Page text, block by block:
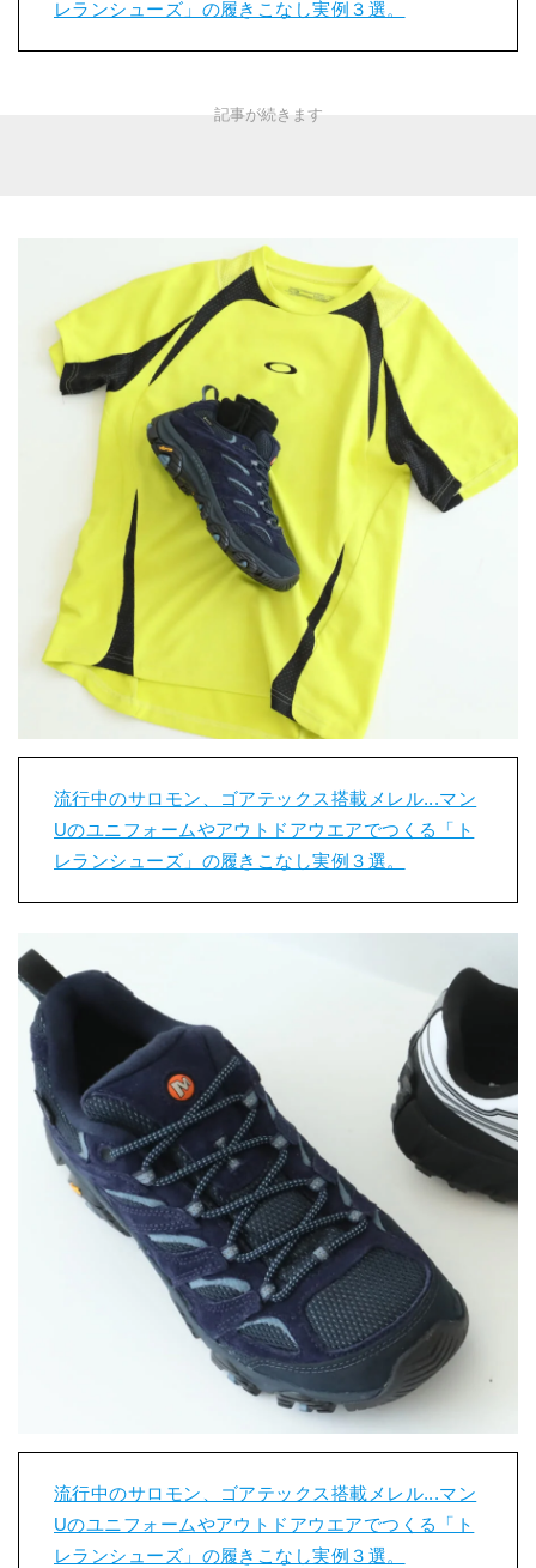
レランシューズ」の履きこなし実例３選。
流行中のサロモン、ゴアテックス搭載メレル...マン
Uのユニフォームやアウトドアウエアでつくる「ト
レランシューズ」の履きこなし実例３選。
流行中のサロモン、ゴアテックス搭載メレル...マン
Uのユニフォームやアウトドアウエアでつくる「ト
レランシューズ」の履きこなし実例３選。